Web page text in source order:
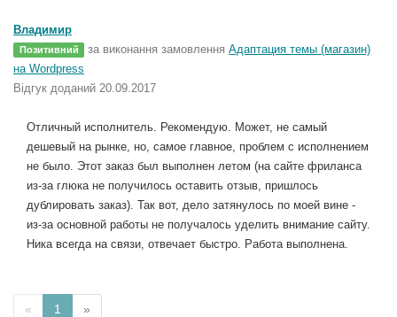
Владимир
Позитивний за виконання замовленняАдаптация темы (магазин)
на Wordpress
Відгук доданий 20.09.2017
Отличный исполнитель. Рекомендую. Может, не самый
дешевый на рынке, но, самое главное, проблем с исполнением
не было. Этот заказ был выполнен летом (на сайте фриланса
из-за глюка не получилось оставить отзыв, пришлось
дублировать заказ). Так вот, дело затянулось по моей вине -
из-за основной работы не получалось уделить внимание сайту.
Ника всегда на связи, отвечает быстро. Работа выполнена.
« 1 »